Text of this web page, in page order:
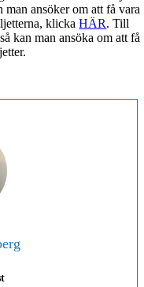
ansöker om att få vara
klickaHÄR. Till
kan man ansöka om att få